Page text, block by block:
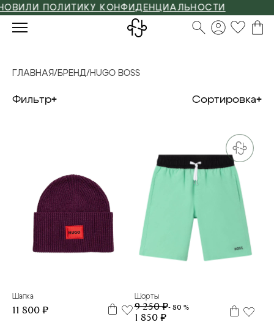
ПОЛИТИКУ КОНФИДЕНЦИАЛЬНОСТИ
ГЛАВНАЯ/ БРЕНД/ HUGO BOSS
Фильтр Сортировка
Шапка
11 800 ₽
Шорты
9 250 ₽- 80 %
1 850 ₽